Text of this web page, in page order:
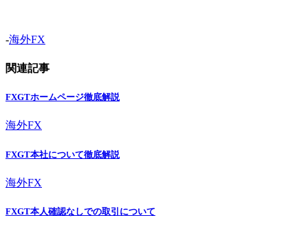
-海外FX
関連記事
FXGTホームページ徹底解説
海外FX
FXGT本社について徹底解説
海外FX
FXGT本人確認なしでの取引について